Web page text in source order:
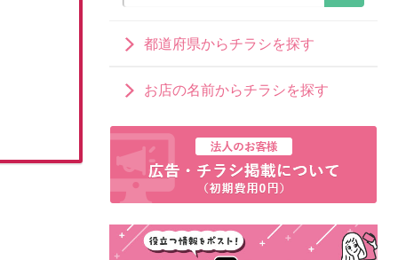
都道府県からチラシを探す
お店の名前からチラシを探す